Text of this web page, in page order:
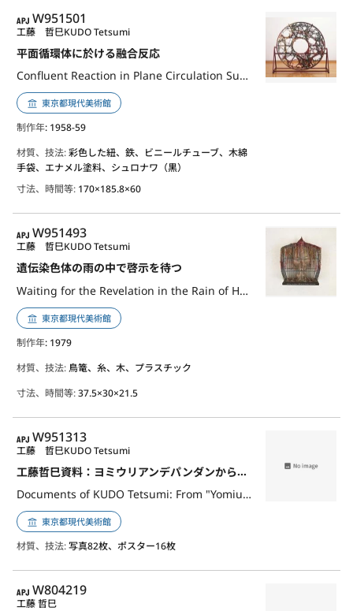
APJ
W951501
平面循環体に於ける融合反応
Confluent Reaction in Plane Circulation Substance
工藤 哲巳KUDO Tetsumi
東京都現代美術館
制作年: 1958-59
材質、技法:彩色した紐、鉄、ビニールチューブ、木綿
手袋、エナメル塗料、シュロナワ（黒）
寸法、時間等: 170×185.8×60
APJ
W951493
遺伝染色体の雨の中で啓示を待つ
Waiting for the Revelation in the Rain of Heredity - Chromosome
工藤 哲巳KUDO Tetsumi
東京都現代美術館
制作年: 1979
材質、技法: 鳥篭、糸、木、プラスチック
寸法、時間等:37.5×30×21.5
APJ
W951313
工藤哲巳資料：ヨミウリアンデパンダンからポンピドーセンターまで
Documents of KUDO Tetsumi: From "Yomiuri Independent" to Centre Georges Pompidou
工藤 哲巳KUDO Tetsumi
東京都現代美術館
材質、技法:写真82枚、ポスター16枚
APJ
W804219
工藤 哲巳